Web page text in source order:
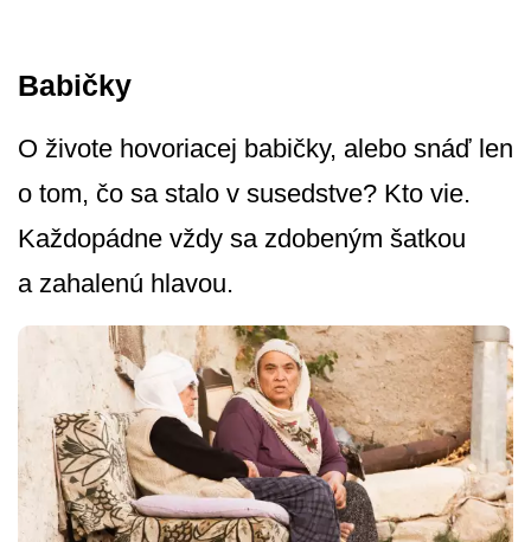
Babičky
O živote hovoriacej babičky, alebo snáď len
o tom, čo sa stalo v susedstve? Kto vie.
Každopádne vždy sa zdobeným šatkou
a zahalenú hlavou.